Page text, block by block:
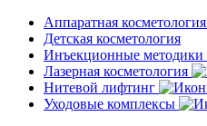
Аппаратная косметология
Детская косметология
Инъекционные методики
Лазерная косметология
Нитевой лифтинг
Уходовые комплексы